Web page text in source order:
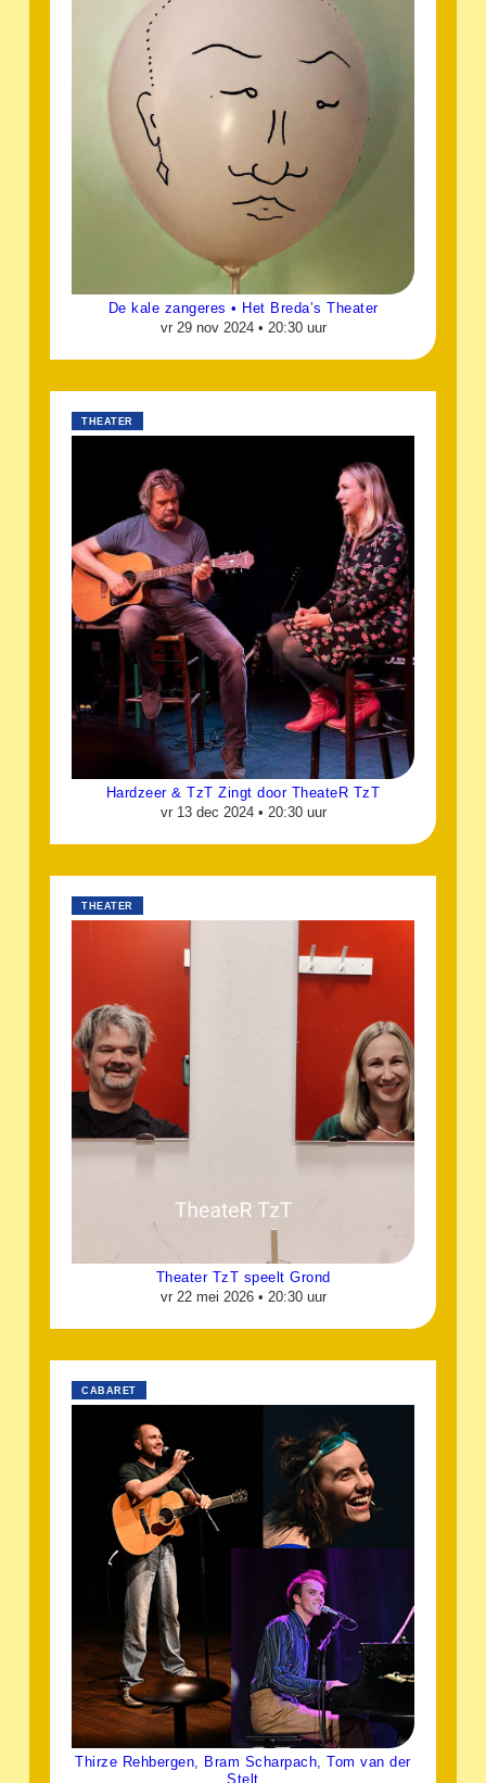
De kale zangeres • Het Breda’s Theater
vr 29 nov 2024 • 20:30 uur
THEATER
Hardzeer & TzT Zingt door TheateR TzT
vr 13 dec 2024 • 20:30 uur
THEATER
Theater TzT speelt Grond
vr 22 mei 2026 • 20:30 uur
CABARET
Thirze Rehbergen, Bram Scharpach, Tom van der
Stelt